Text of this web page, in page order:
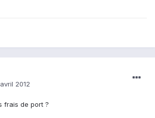
2012
frais de port ?